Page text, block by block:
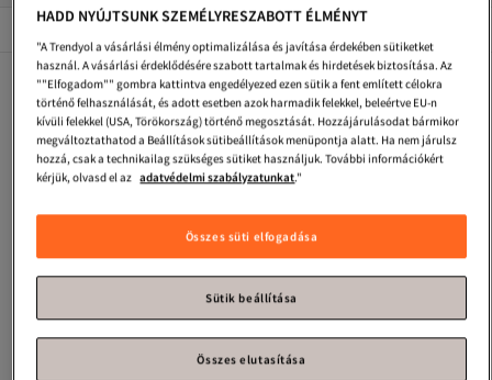
Népszerű márkák
Puma Gyerekek SportszandálPuma Gyerekek Cipők
Puma Gyerekek Hátizsákok
Puma Gyerekek Lapos Cipő
Puma Gyerekek Tartozékok Puma Gyerekek Táskák
Szürke Gyerekek Sportos Rövidnadrág
Gyerekek Sportzokni
Puma Gyerekek Oxford Cipő
Nike Gyerekek Melegítőnadrág
Puma Gyerekek Blézerek És Mellények
Puma Gyerekek Szandálok És Papucsok
Nike Gyerekek Sportos Rövidnadrág
HADD NYÚJTSUNK SZEMÉLYRESZABOTT ÉLMÉNYT
"A Trendyol a vásárlási élmény optimalizálása és javítása érdekében sütiketket
használ. A vásárlási érdeklődésére szabott tartalmak és hirdetések biztosítása. Az
""Elfogadom"" gombra kattintva engedélyezed ezen sütik a fent említett célokra
történő felhasználását, és adott esetben azok harmadik felekkel, beleértve EU-n
kívüli felekkel (USA, Törökország) történő megosztását. Hozzájárulásodat bármikor
megváltoztathatod a Beállítások sütibeállítások menüpontja alatt. Ha nem járulsz
hozzá, csak a technikailag szükséges sütiket használjuk. További információkért
kérjük, olvasd el az adatvédelmi szabályzatunkat."
Összes süti elfogadása
Sütik beállítása
Összes elutasítása